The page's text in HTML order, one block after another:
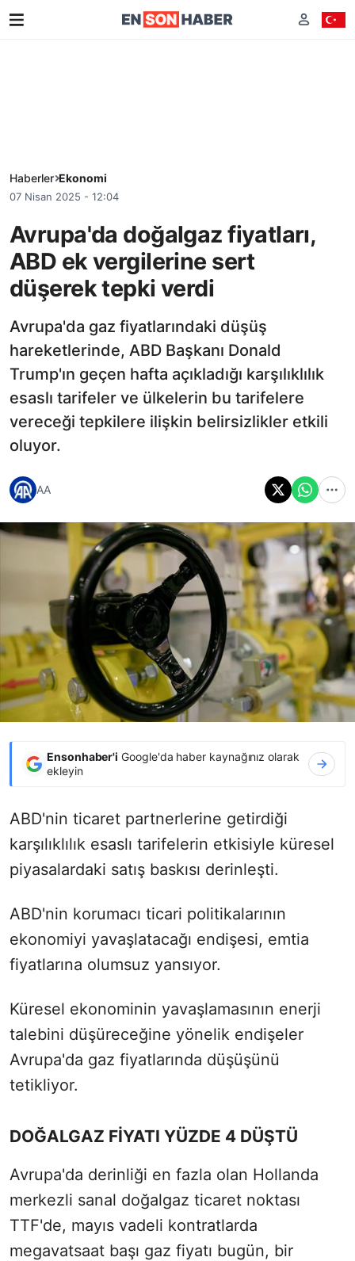
Haberler Ekonomi
07 Nisan 2025 - 12:04
Avrupa'da doğalgaz fiyatları,
ABD ek vergilerine sert
düşerek tepki verdi
Avrupa'da gaz fiyatlarındaki düşüş
hareketlerinde, ABD Başkanı Donald
Trump'ın geçen hafta açıkladığı karşılıklılık
esaslı tarifeler ve ülkelerin bu tarifelere
vereceği tepkilere ilişkin belirsizlikler etkili
oluyor.
AA
Ensonhaber'i Google'da haber kaynağınız olarak
ekleyin
ABD'nin ticaret partnerlerine getirdiği
karşılıklılık esaslı tarifelerin etkisiyle küresel
piyasalardaki satış baskısı derinleşti.
ABD'nin korumacı ticari politikalarının
ekonomiyi yavaşlatacağı endişesi, emtia
fiyatlarına olumsuz yansıyor.
Küresel ekonominin yavaşlamasının enerji
talebini düşüreceğine yönelik endişeler
Avrupa'da gaz fiyatlarında düşüşünü
tetikliyor.
DOĞALGAZ FİYATI YÜZDE 4 DÜŞTÜ
Avrupa'da derinliği en fazla olan Hollanda
merkezli sanal doğalgaz ticaret noktası
TTF'de, mayıs vadeli kontratlarda
megavatsaat başı gaz fiyatı bugün, bir